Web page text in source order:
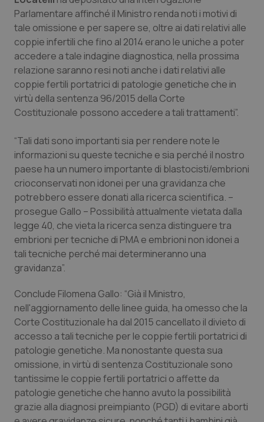
Puglia
Sardegna
Sicilia
Toscana
Valle D’Aosta
Veneto
Malattie rare
Malattia di Crohn & Rettocolite Ulcerosa
Neuroscienze & patologie neurodegenerative
Obesità
Oncodermatologia
Oncoematologia
Oncologia & Nutrizione
Psoriasi & pelle
Quotidiano Chirurgia
Quotidiano Oncologia
Quotidiano Pediatria
Rene & patologie urogenitali
Parlamentare affinché il Ministro renda noti i motivi di
tale omissione e per sapere se, oltre ai dati relativi alle
coppie infertili che fino al 2014 erano le uniche a poter
accedere a tale indagine diagnostica, nella prossima
relazione saranno resi noti anche i dati relativi alle
coppie fertili portatrici di patologie genetiche che in
virtù della sentenza 96/2015 della Corte
Costituzionale possono accedere a tali trattamenti”.
“Tali dati sono importanti sia per rendere note le
informazioni su queste tecniche e sia perché il nostro
paese ha un numero importante di blastocisti/embrioni
crioconservati non idonei per una gravidanza che
potrebbero essere donati alla ricerca scientifica. –
prosegue Gallo – Possibilità attualmente vietata dalla
legge 40, che vieta la ricerca senza distinguere tra
embrioni per tecniche di PMA e embrioni non idonei a
tali tecniche perché mai determineranno una
gravidanza”.
Conclude Filomena Gallo: “Già il Ministro,
nell'aggiornamento delle linee guida, ha omesso che la
Corte Costituzionale ha dal 2015 cancellato il divieto di
accesso a tali tecniche per le coppie fertili portatrici di
patologie genetiche. Ma nonostante questa sua
omissione, in virtù di sentenza Costituzionale sono
tantissime le coppie fertili portatrici o affette da
patologie genetiche che hanno avuto la possibilità
grazie alla diagnosi preimpianto (PGD) di evitare aborti